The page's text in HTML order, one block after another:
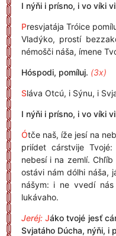
I nýňi i prísno, i vo víki
Presvjatája Tróice
Vladýko, prostí
némošči náša, ímene
Hóspodi, pomíluj. (3x)
Sláva Otcú, i Sýnu, i
I nýňi i prísno, i vo víki
Ótče naš, íže jesí na
priídet cárstvije
nebesí i na zemlí.
ostávi nám dólhi náša,
nášym: i ne vvedí
lukávaho.
Jeréj: Jáko tvojé jesť
Svjatáho Dúcha, nýňi, i